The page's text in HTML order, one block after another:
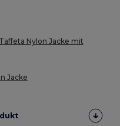
Nylon Jacke mit
Jacke